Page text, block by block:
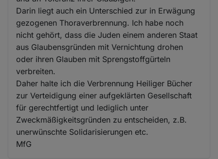
Darin liegt auch ein Unterschied zur in Erwägung
gezogenen Thoraverbrennung. Ich habe noch
nicht gehört, dass die Juden einem anderen Staat
aus Glaubensgründen mit Vernichtung drohen
oder ihren Glauben mit Sprengstoffgürteln
verbreiten.
Daher halte ich die Verbrennung Heiliger Bücher
zur Verteidigung einer aufgeklärten Gesellschaft
für gerechtfertigt und lediglich unter
Zweckmäßigkeitsgründen zu entscheiden, z.B.
unerwünschte Solidarisierungen etc.
MfG